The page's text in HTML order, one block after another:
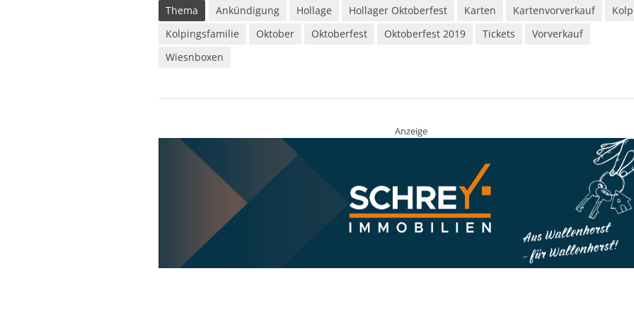
Thema Ankündigung Hollage Hollager Oktoberfest Karten Kartenvorverkauf
Kolpingsfamilie
Oktober Oktoberfest Oktoberfest 2019 Tickets
Vorverkauf
Wiesnboxen
Anzeige